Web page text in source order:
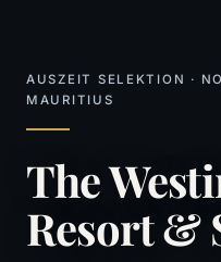
AUSZEIT SELEKTION ·
MAURITIUS
The
Resort &